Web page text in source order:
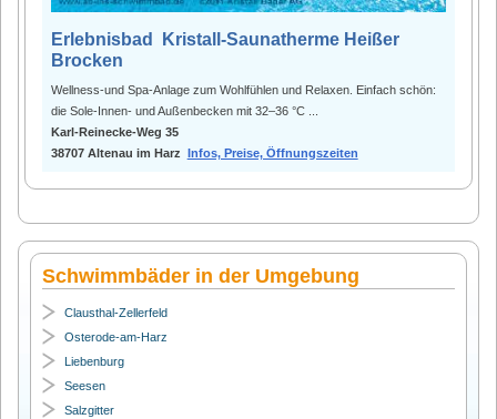
Erlebnisbad Kristall-Saunatherme Heißer
Brocken
Wellness-und Spa-Anlage zum Wohlfühlen und Relaxen. Einfach schön:
die Sole-Innen- und Außenbecken mit 32–36 °C ...
Karl-Reinecke-Weg 35
38707 Altenau im Harz Infos, Preise, Öffnungszeiten
Schwimmbäder in der Umgebung
Clausthal-Zellerfeld
Osterode-am-Harz
Liebenburg
Seesen
Salzgitter